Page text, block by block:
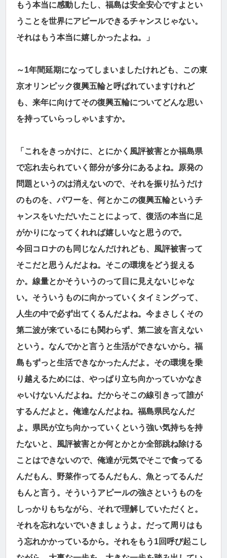
もう本当に感動したし、福島は安全安心ですよとい
うことを世界にアピールできるチャンスじゃない。
それはもう本当に嬉しかったよね。」
～1年間延期になってしまいましたけれども、この東
京オリンピック復興五輪と呼ばれていますけれど
も、来年に向けてその復興五輪についてどんな思い
を持っていらっしゃいますか。
「これをきっかけに、とにかく風評被害とか福島県
で忘れ去られていく部分が多分にあるよね。原発の
問題というのは消えないので、それを振り払うだけ
のものを、パワーを、何とかこの復興五輪というチ
ャンスをいただいたことによって、復活の本当に足
がかりになってくれれば嬉しいなと思うので。
今回コロナのも同じなんだけれども、風評被害って
そこだと思うんだよね。そこの環境をどう捉える
か。線量とかそういうのって目に見えないじゃな
い。そういうものに向かっていくタイミングって、
人生の中で必ず出てくるんだよね。今まさしくその
第二波が来ているにも関わらず、第二波を言えない
という。なんでかと言うと生活ができないから。福
島もずっと生活できなかったんだよ。その環境を乗
り越えるためには、やっぱり立ち向かっていかなき
ゃいけないんだよね。だからそこの線引きって誰が
するんだよと。俺達なんだよね。福島県民なんだ
よ。県民が立ち向かっていくという強い気持ちを持
たないと、風評被害とか何とかとか全部跳ね除ける
ことはできないので、俺達が元気でそこで食ってる
んだもん、野菜作ってるんだもん、魚とってるんだ
もんと言う。そういうアピールの強さというものを
しっかりもちながら、それで理解していただくと。
それを忘れないでいきましょうよ。だって周りはも
う忘れかかっているから。それをもう1回呼び起こし